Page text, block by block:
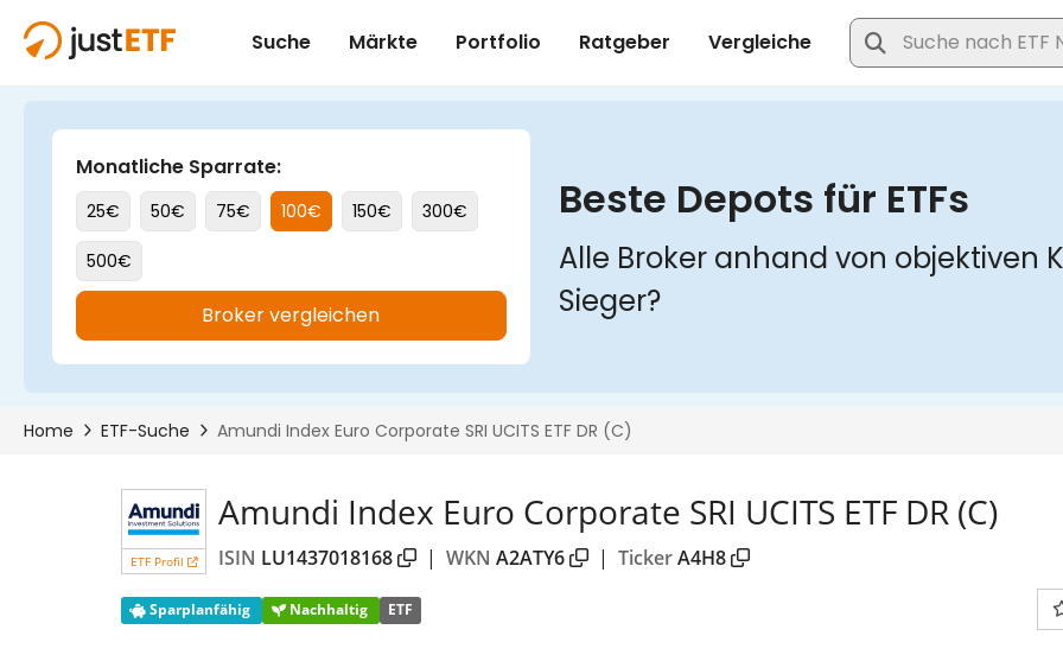
ETF Profil
Amundi Index Euro Corporate SRI UCITS ETF DR (C)
ISIN LU1437018168 | WKN A2ATY6 | TickerA4H8
Sparplanfähig Nachhaltig ETF